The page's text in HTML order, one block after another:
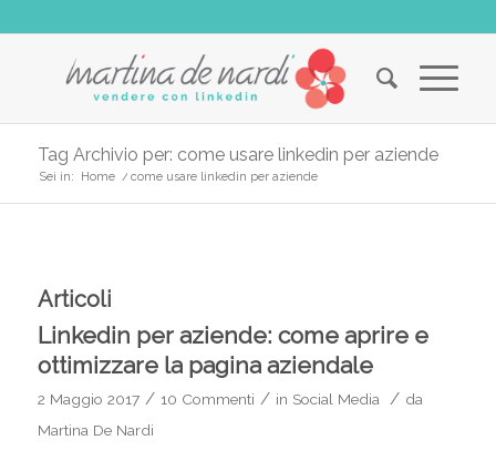
Tag Archivio per: come usare linkedin per aziende
Sei in: Home / come usare linkedin per aziende
Articoli
Linkedin per aziende: come aprire e
ottimizzare la pagina aziendale
2 Maggio 2017 / 10 Commenti / in Social Media / da
Martina De Nardi